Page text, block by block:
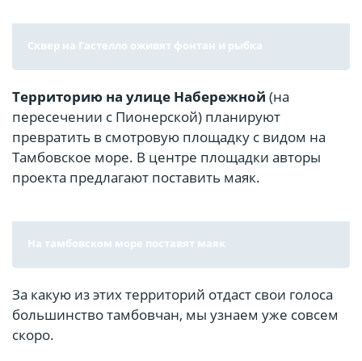
Сквер на Гастелло оживят фонтан и рыбка
Территорию на улице Набережной (на
пересечении с Пионерской) планируют
превратить в смотровую площадку с видом на
Тамбовское море. В центре площадки авторы
проекта предлагают поставить маяк.
На тамбовском море поставят маяк
За какую из этих территорий отдаст свои голоса
большинство тамбовчан, мы узнаем уже совсем
скоро.